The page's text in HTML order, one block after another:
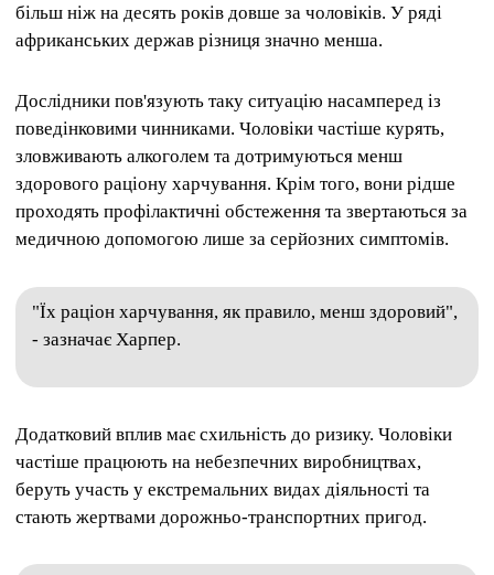
більш ніж на десять років довше за чоловіків. У ряді
африканських держав різниця значно менша.
Дослідники пов'язують таку ситуацію насамперед із
поведінковими чинниками. Чоловіки частіше курять,
зловживають алкоголем та дотримуються менш
здорового раціону харчування. Крім того, вони рідше
проходять профілактичні обстеження та звертаються за
медичною допомогою лише за серйозних симптомів.
"Їх раціон харчування, як правило, менш здоровий",
- зазначає Харпер.
Додатковий вплив має схильність до ризику. Чоловіки
частіше працюють на небезпечних виробництвах,
беруть участь у екстремальних видах діяльності та
стають жертвами дорожньо-транспортних пригод.